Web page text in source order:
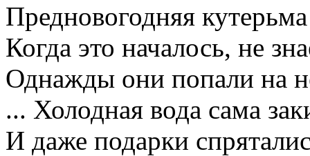
Предновогодняя
Когда это началось, не
Однажды они попали на
... Холодная вода сама
И даже подарки